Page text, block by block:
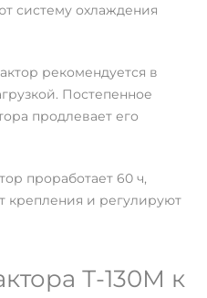
систему охлаждения
рекомендуется в
Постепенное
продлевает его
проработает 60 ч,
крепления и регулируют
Т-130М к